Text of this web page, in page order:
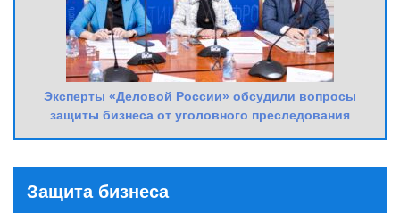
Эксперты «Деловой России» обсудили вопросы
защиты бизнеса от уголовного преследования
Защита бизнеса